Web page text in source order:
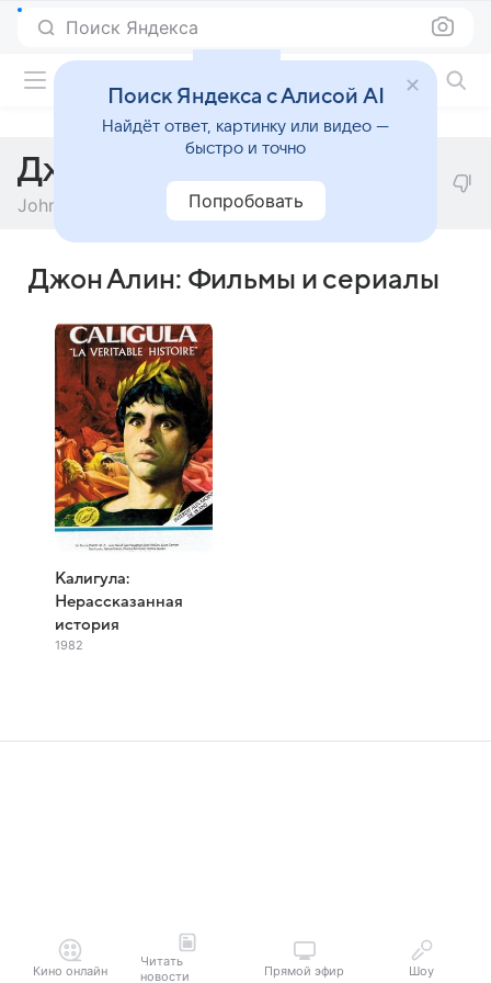
Поиск Яндекса
Джон Алин
John Alin
Джон Алин: Фильмы и сериалы
Калигула:
Нерассказанная
история
1982
Кино онлайн
Читать
новости
Прямой эфир Шоу
Поиск Яндекса с Алисой AI
Найдёт ответ, картинку или видео —
быстро и точно
Попробовать